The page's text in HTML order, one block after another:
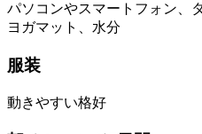
パソコンやスマートフォン、
ヨガマット、水分
服装
動きやすい格好